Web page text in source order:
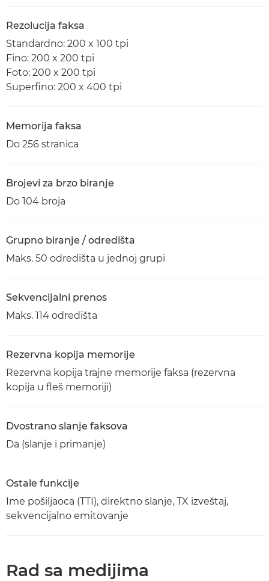
Rezolucija faksa
Standardno: 200 x 100 tpi
Fino: 200 x 200 tpi
Foto: 200 x 200 tpi
Superfino: 200 x 400 tpi
Memorija faksa
Do 256 stranica
Brojevi za brzo biranje
Do 104 broja
Grupno biranje / odredišta
Maks. 50 odredišta u jednoj grupi
Sekvencijalni prenos
Maks. 114 odredišta
Rezervna kopija memorije
Rezervna kopija trajne memorije faksa (rezervna
kopija u fleš memoriji)
Dvostrano slanje faksova
Da (slanje i primanje)
Ostale funkcije
Ime pošiljaoca (TTI), direktno slanje, TX izveštaj,
sekvencijalno emitovanje
Rad sa medijima